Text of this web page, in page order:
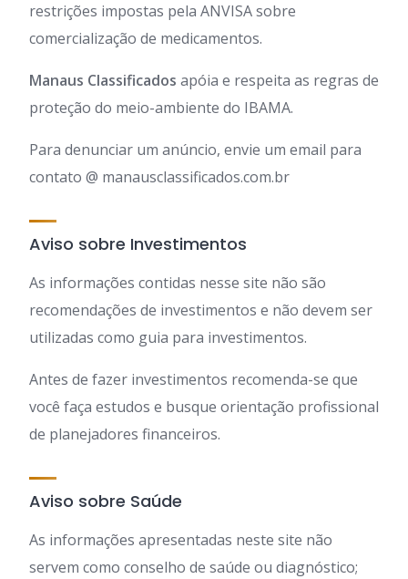
restrições impostas pela ANVISA sobre
comercialização de medicamentos.
Manaus Classificados apóia e respeita as regras de
proteção do meio-ambiente do IBAMA.
Para denunciar um anúncio, envie um email para
contato @ manausclassificados.com.br
Aviso sobre Investimentos
As informações contidas nesse site não são
recomendações de investimentos e não devem ser
utilizadas como guia para investimentos.
Antes de fazer investimentos recomenda-se que
você faça estudos e busque orientação profissional
de planejadores financeiros.
Aviso sobre Saúde
As informações apresentadas neste site não
servem como conselho de saúde ou diagnóstico;